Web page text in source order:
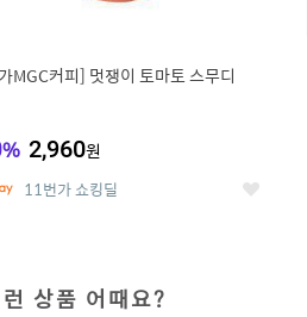
MGC커피] 멋쟁이 토마토 스무디
% 2,960원
11번가 쇼킹딜 좋
상품 어때요?